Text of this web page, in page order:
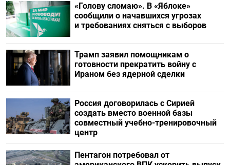
«Голову сломаю». В «Яблоке»
сообщили о начавшихся угрозах
и требованиях сняться с выборов
Трамп заявил помощникам о
готовности прекратить войну с
Ираном без ядерной сделки
Россия договорилась с Сирией
создать вместо военной базы
совместный учебно-тренировочный
центр
Пентагон потребовал от